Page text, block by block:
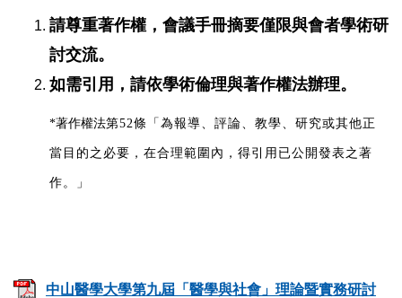
請尊重著作權， 會議手冊摘要僅限與會者學術研
討交流。
如需引用，請依學術倫理與著作權法辦理。
*著作權法第52條「為報導、評論、教學、研究或其他正
當目的之必要，在合理範圍內，得引用已公開發表之著
作。」
中山醫學大學第九屆「醫學與社會」理論暨實務研討